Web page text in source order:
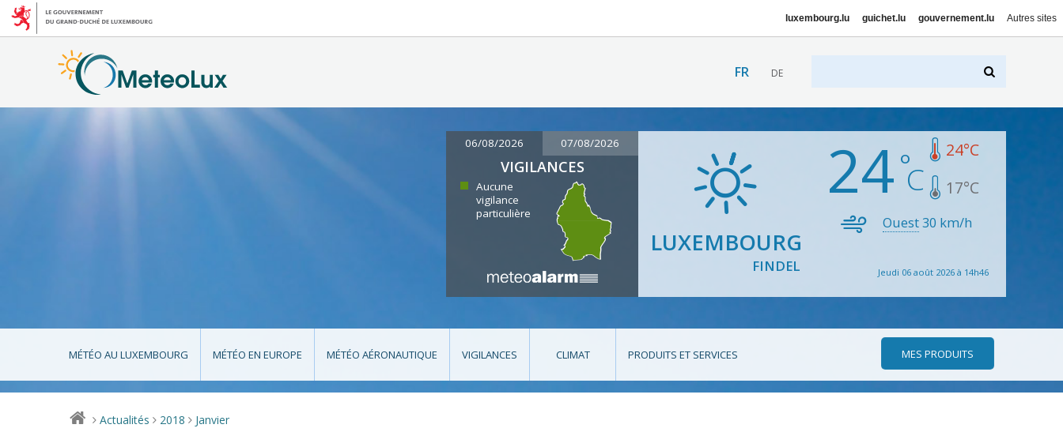
luxembourg.lu guichet.lu gouvernement.lu Autres sites
FR DE
06/08/2026 07/08/2026
VIGILANCES
Aucune
vigilance
particulière
LUXEMBOURG
FINDEL
24 24°C
17°C
Ouest30 km/h
Jeudi 06 août 2026 à 14h46
MÉTÉO AU LUXEMBOURG MÉTÉO EN EUROPE MÉTÉO AÉRONAUTIQUE VIGILANCES CLIMAT PRODUITS ET SERVICES MES PRODUITS
> Actualités > 2018 > Janvier